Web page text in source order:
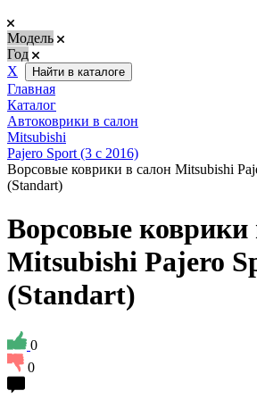
Модель
Год
Х
Найти в каталоге
Главная
Каталог
Автоковрики в салон
Mitsubishi
Pajero Sport (3 с 2016)
Ворсовые коврики в салон Mitsubishi
(Standart)
Ворсовые коврики
Mitsubishi Pajero
(Standart)
0
0